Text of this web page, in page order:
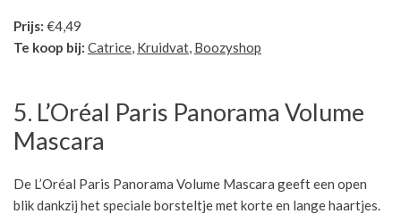
Prijs: €4,49
Te koop bij: Catrice Kruidvat Boozyshop
5. L’Oréal Paris Panorama Volume
Mascara
De L’Oréal Paris Panorama Volume Mascara geeft een open
blik dankzij het speciale borsteltje met korte en lange haartjes.